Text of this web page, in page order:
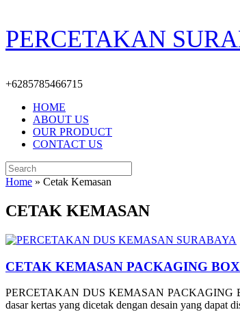
Skip
to
content
PERCETAKAN
+6285785466715
HOME
ABOUT US
OUR PRODUCT
CONTACT US
Search
for:
Home » Cetak Kemasan
CETAK KEMASAN
CETAK KEMASAN PACKAGING BOX
PERCETAKAN DUS KEMASAN PACKAGING
dasar kertas yang dicetak dengan desain yang